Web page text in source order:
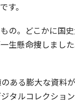
す。
の。どこかに国
生懸命捜しまし
ある膨大な資料
タルコレクション